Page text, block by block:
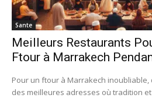
Sante
Meilleurs Restaurants
Ftour à Marrakech
Pour un ftour à Marrakech
des meilleures adresses où tradition